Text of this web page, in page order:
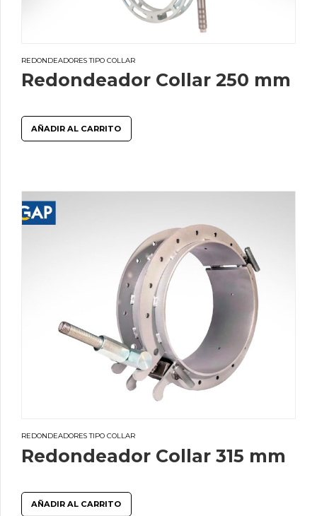
REDONDEADORES TIPO COLLAR
Redondeador Collar 250 mm
AÑADIR AL CARRITO
REDONDEADORES TIPO COLLAR
Redondeador Collar 315 mm
AÑADIR AL CARRITO